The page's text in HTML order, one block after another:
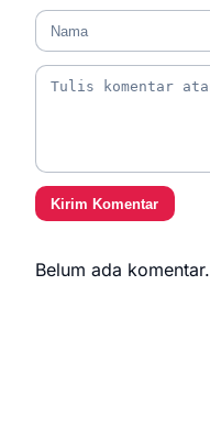
Kirim Komentar
Belum ada komentar.